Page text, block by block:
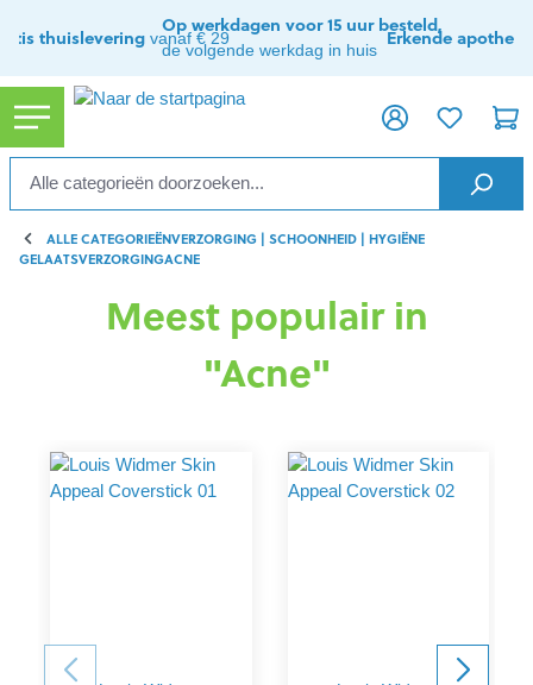
thuislevering vanaf € 29
Op werkdagen voor 15 uur besteld,
de volgende werkdag in huis
Erkende apotheek
ALLE CATEGORIEËNVERZORGING | SCHOONHEID | HYGIËNE
GELAATSVERZORGINGACNE
Meest populair in
"Acne"